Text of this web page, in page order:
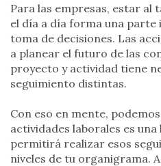
Para las empresas, estar al
el día a día forma una
toma de decisiones. Las
a planear el futuro de las
proyecto y actividad tiene
seguimiento distintas.
Con eso en mente,
actividades laborales es
permitirá realizar esos
niveles de tu organigrama.